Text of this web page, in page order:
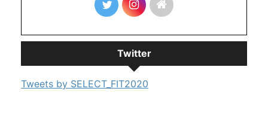
Twitter
Tweets by SELECT_FIT2020